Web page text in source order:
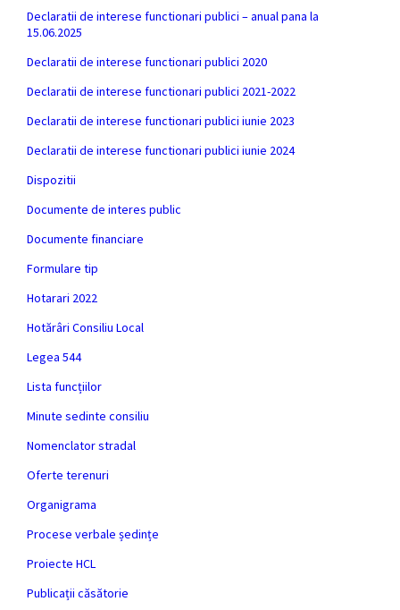
Declaratii de interese functionari publici – anual pana la
15.06.2025
Declaratii de interese functionari publici 2020
Declaratii de interese functionari publici 2021-2022
Declaratii de interese functionari publici iunie 2023
Declaratii de interese functionari publici iunie 2024
Dispozitii
Documente de interes public
Documente financiare
Formulare tip
Hotarari 2022
Hotărâri Consiliu Local
Legea 544
Lista funcțiilor
Minute sedinte consiliu
Nomenclator stradal
Oferte terenuri
Organigrama
Procese verbale ședințe
Proiecte HCL
Publicații căsătorie